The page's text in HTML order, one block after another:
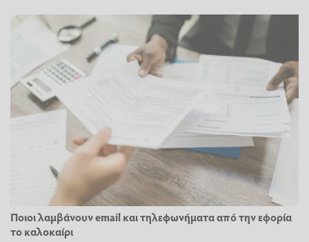
Ποιοι λαμβάνουν email και τηλεφωνήματα από την εφορία
το καλοκαίρι